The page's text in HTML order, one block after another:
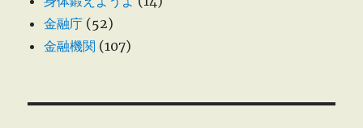
金融庁 (52)
金融機関 (107)